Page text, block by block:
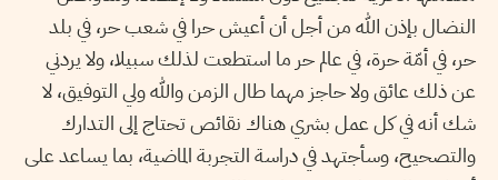
النضال بإذن الله من أجل أن أعيش حرا في شعب حر، في بلد
حر، في أمّة حرة، في عالم حر ما استطعت لذلك سبيلا، ولا يردني
عن ذلك عائق ولا حاجز مهما طال الزمن والله ولي التوفيق، لا
شك أنه في كل عمل بشري هناك نقائص تحتاج إلى التدارك
والتصحيح، وسأجتهد في دراسة التجربة الماضية، بما يساعد على